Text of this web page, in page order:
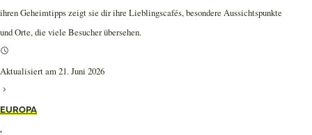
ihren Geheimtipps zeigt sie dir ihre Lieblingscafés, besondere Aussichtspunkte
und Orte, die viele Besucher übersehen.
Aktualisiert am 21. Juni 2026
EUROPA
,